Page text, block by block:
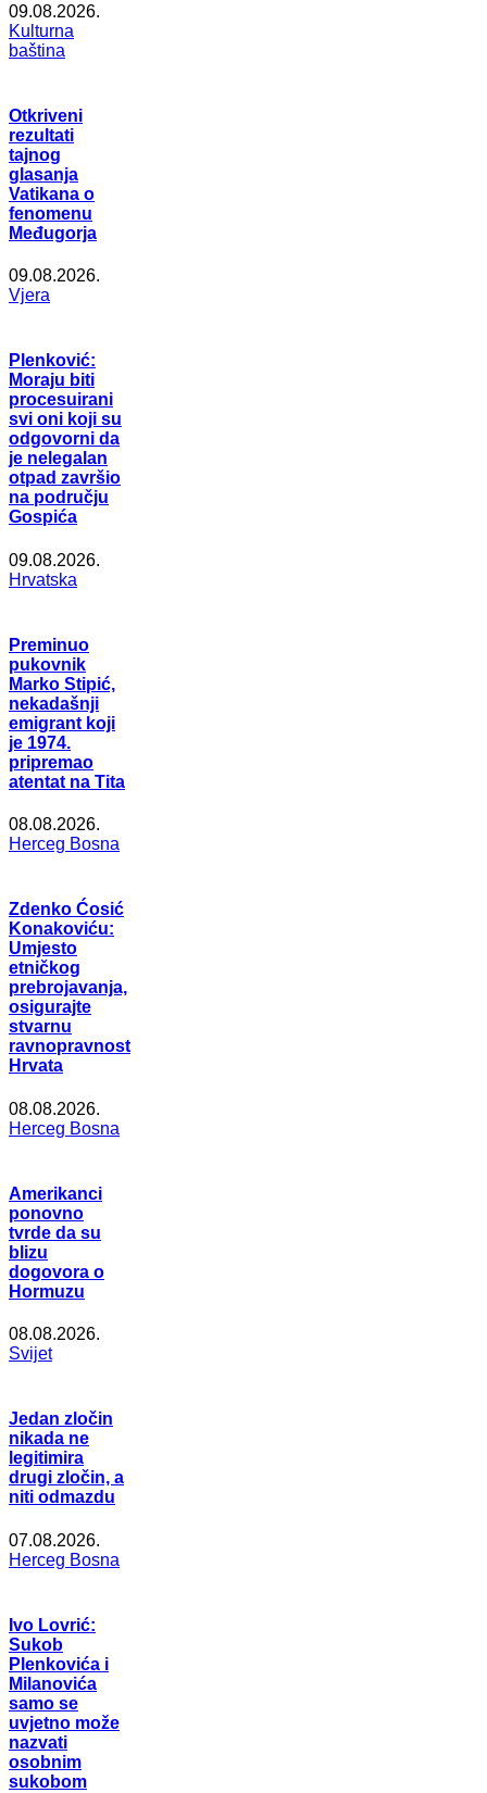
09.08.2026.
Kulturna
baština
Otkriveni
rezultati
tajnog
glasanja
Vatikana o
fenomenu
Međugorja
09.08.2026.
Vjera
Plenković:
Moraju biti
procesuirani
svi oni koji su
odgovorni da
je nelegalan
otpad završio
na području
Gospića
09.08.2026.
Hrvatska
Preminuo
pukovnik
Marko Stipić,
nekadašnji
emigrant koji
je 1974.
pripremao
atentat na Tita
08.08.2026.
Herceg Bosna
Zdenko Ćosić
Konakoviću:
Umjesto
etničkog
prebrojavanja,
osigurajte
stvarnu
ravnopravnost
Hrvata
08.08.2026.
Herceg Bosna
Amerikanci
ponovno
tvrde da su
blizu
dogovora o
Hormuzu
08.08.2026.
Svijet
Jedan zločin
nikada ne
legitimira
drugi zločin, a
niti odmazdu
07.08.2026.
Herceg Bosna
Ivo Lovrić:
Sukob
Plenkovića i
Milanovića
samo se
uvjetno može
nazvati
osobnim
sukobom